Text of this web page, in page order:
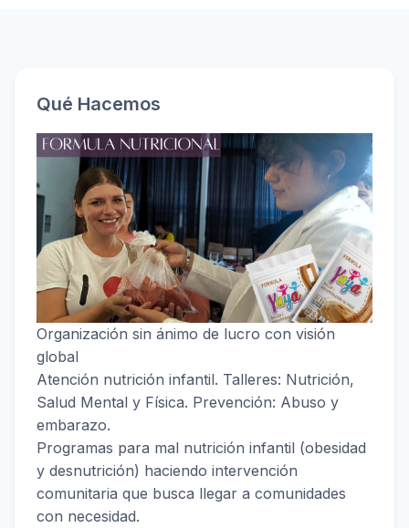
Qué Hacemos
Organización sin ánimo de lucro con visión
global
Atención nutrición infantil. Talleres‍‍‍: Nutrición,
Salud Mental y Física. Prevención: Abuso y
embarazo.
Programas para mal nutrición infantil (obesidad
y desnutrición) haciendo intervención
comunitaria que busca llegar a comunidades
con necesidad.